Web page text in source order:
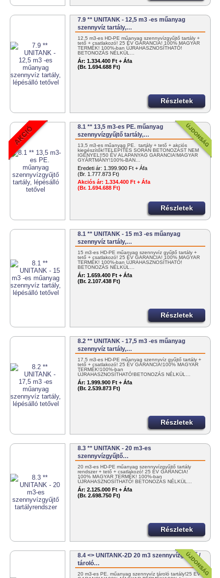
7.9 ** UNITANK - 12,5 m3 -es műanyag
szennyvíz tartály,…
12,5 m3-es HD-PE műanyag szennyvízgyűjtő tartály +
tető + csatlakozó! 25 ÉV GARANCIA! 100% MAGYAR
TERMÉK! 100%-ban ÚJRAHASZNOSÍTHATÓ!
BETONOZÁS NÉLKÜL…
Ár: 1.334.400 Ft + Áfa
(Br. 1.694.688 Ft)
Részletek
8.1 ** 13,5 m3-es PE. műanyag
szennyvízgyűjtő tartály,…
13,5 m3-es műanyag PE. tartály + tető + akciós
kiegészítők!TELEPÍTÉS SORÁN BETONOZÁST NEM
IGÉNYEL!!50 ÉV ALAPANYAG GARANCIA!MAGYAR
GYÁRTMÁNY!100%-BAN…
Eredeti ár: 1.399.900 Ft + Áfa
(Br. 1.777.873 Ft)
Akciós ár: 1.334.400 Ft + Áfa
(Br. 1.694.688 Ft)
Részletek
8.1 ** UNITANK - 15 m3 -es műanyag
szennyvíz tartály,…
15 m3-es HD-PE műanyag szennyvíz gyűjtő tartály +
tető + csatlakozó! 25 ÉV GARANCIA! 100% MAGYAR
TERMÉK! 100%-ban ÚJRAHASZNOSÍTHATÓ!
BETONOZÁS NÉLKÜL…
Ár: 1.659.400 Ft + Áfa
(Br. 2.107.438 Ft)
Részletek
8.2 ** UNITANK - 17,5 m3 -es műanyag
szennyvíz tartály,…
17,5 m3-es HD-PE műanyag szennyvíz gyűjtő tartály +
tető + csatlakozó! 25 ÉV GARANCIA!100% MAGYAR
TERMÉK!100%-ban
ÚJRAHASZNOSÍTHATÓ!BETONOZÁS NÉLKÜL…
Ár: 1.999.900 Ft + Áfa
(Br. 2.539.873 Ft)
Részletek
8.3 ** UNITANK - 20 m3-es
szennyvízgyűjtő…
20 m3-es HD-PE műanyag szennyvízgyűjtő tartály
rendszer + tető + csatlakozó! 25 ÉV GARANCIA!
100% MAGYAR TERMÉK! 100%-ban
ÚJRAHASZNOSÍTHATÓ! BETONOZÁS NÉLKÜL…
Ár: 2.125.000 Ft + Áfa
(Br. 2.698.750 Ft)
Részletek
8.4 <> UNITANK-2D 20 m3 szennyvízgyűjtő /
tároló…
20 m3-es PE. műanyag szennyvíz tároló tartály!25 ÉV